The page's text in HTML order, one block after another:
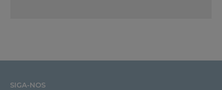
SIGA-NOS